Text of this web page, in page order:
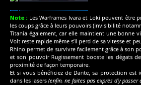
Note : Les Warframes Ivara et Loki peuvent être
les coups grâce à leurs pouvoirs (invisibilité
Titania également, car elle maintient une bonne
Volt reste rapide même s’il perd de sa vitesse et
Rhino permet de survivre facilement grâce à son
et son pouvoir Rugissement booste les dégats
proximité de façon temporaire.
Et si vous bénéficiez de Dante, sa protection est
dans les lasers (enfin, ne faites pas exprès d’y